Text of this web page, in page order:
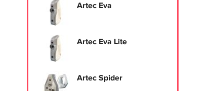
Artec Eva
Artec Eva Lite
Artec Spider